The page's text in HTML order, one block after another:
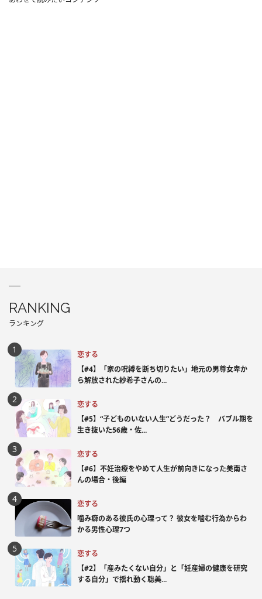
RANKING
ランキング
恋する
【#4】「家の呪縛を断ち切りたい」地元の男尊女卑か
ら解放された紗希子さんの...
恋する
【#5】“子どものいない人生”どうだった？ バブル期を
生き抜いた56歳・佐...
恋する
【#6】不妊治療をやめて人生が前向きになった美南さ
んの場合・後編
恋する
噛み癖のある彼氏の心理って？ 彼女を噛む行為からわ
かる男性心理7つ
恋する
【#2】「産みたくない自分」と「妊産婦の健康を研究
する自分」で揺れ動く聡美...